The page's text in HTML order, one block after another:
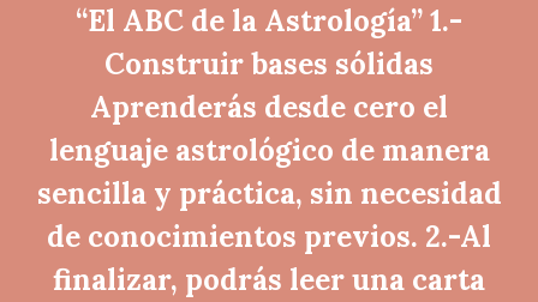
“El ABC de la Astrología” 1.-
Construir bases sólidas
Aprenderás desde cero el
lenguaje astrológico de manera
sencilla y práctica, sin necesidad
de conocimientos previos. 2.-Al
finalizar, podrás leer una carta